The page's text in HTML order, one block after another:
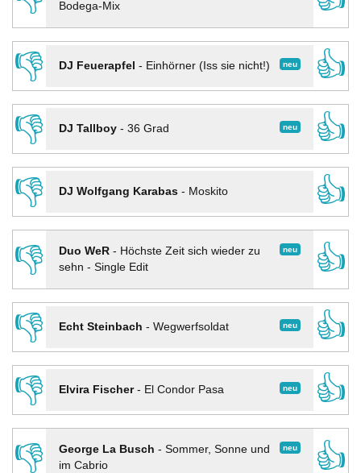
Bodega-Mix
👎
neu
DJ Feuerapfel - Einhörner (Iss sie nicht!)
👍
👎
neu
DJ Tallboy- 36 Grad
👍
👎
DJ Wolfgang Karabas- Moskito
👍
👎
neu
Duo WeR- Höchste Zeit sich wieder zu
sehn - Single Edit
👍
👎
neu
Echt Steinbach - Wegwerfsoldat
👍
👎
neu
Elvira Fischer- El Condor Pasa
👍
👎
neu
George La Busch - Sommer, Sonne und
im Cabrio
👍